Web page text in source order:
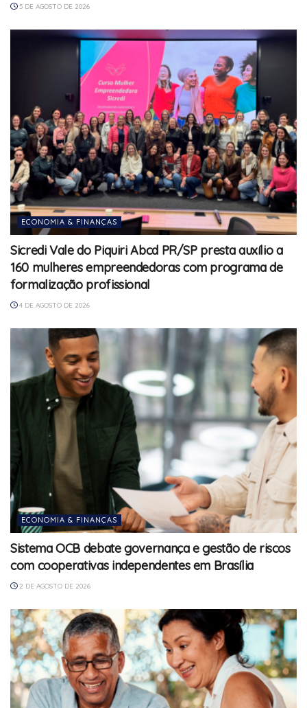
5 DE AGOSTO DE 2026
ECONOMIA & FINANÇAS
Sicredi Vale do Piquiri Abcd PR/SP presta auxílio a
160 mulheres empreendedoras com programa de
formalização profissional
4 DE AGOSTO DE 2026
ECONOMIA & FINANÇAS
Sistema OCB debate governança e gestão de riscos
com cooperativas independentes em Brasília
2 DE AGOSTO DE 2026